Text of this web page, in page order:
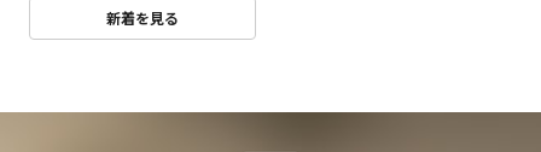
新着を見る